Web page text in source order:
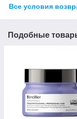
Все условия
Подобные